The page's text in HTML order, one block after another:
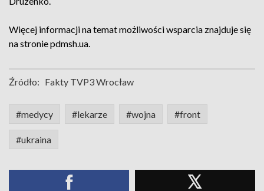
Więcej informacji na temat możliwości wsparcia znajduje się
na stronie pdmsh.ua.
Źródło: Fakty TVP3 Wrocław
#medycy #lekarze #wojna #front
#ukraina